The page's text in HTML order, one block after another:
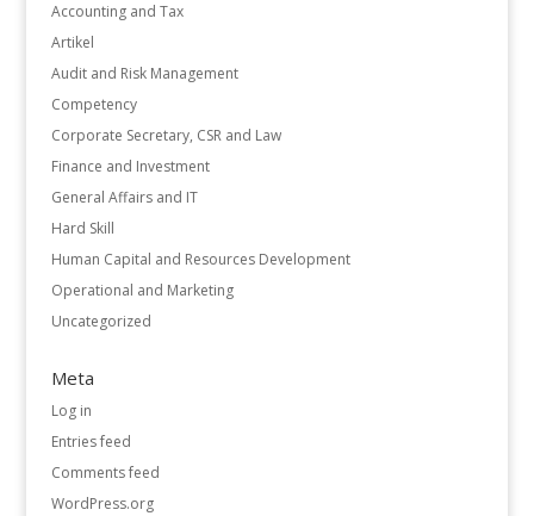
Accounting and Tax
Artikel
Audit and Risk Management
Competency
Corporate Secretary, CSR and Law
Finance and Investment
General Affairs and IT
Hard Skill
Human Capital and Resources Development
Operational and Marketing
Uncategorized
Meta
Log in
Entries feed
Comments feed
WordPress.org